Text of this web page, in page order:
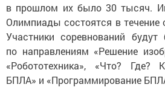
в прошлом их было 30 тысяч.
Олимпиады состоятся в течение
Участники соревнований
по направлениям «Решение
«Робототехника», «Что? Где?
БПЛА» и «Программирование